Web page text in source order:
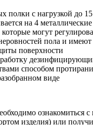
полки с нагрузкой до
на 4
могут
пола и
поверхности
способом
виде
ознакомиться с
изделия) или